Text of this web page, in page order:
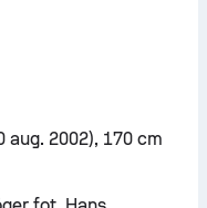
aug. 2002), 170 cm